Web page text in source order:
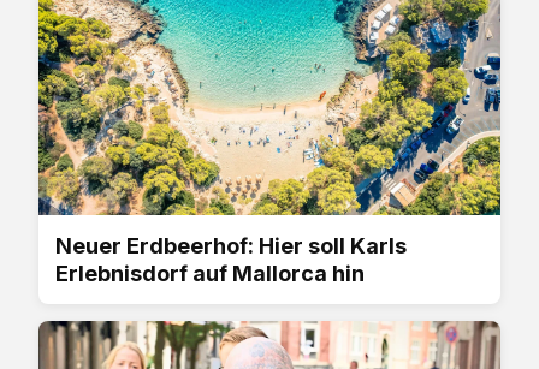
Neuer Erdbeerhof: Hier soll Karls
Erlebnisdorf auf Mallorca hin